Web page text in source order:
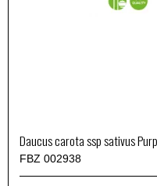
Daucus carota ssp sativus
FBZ 002938